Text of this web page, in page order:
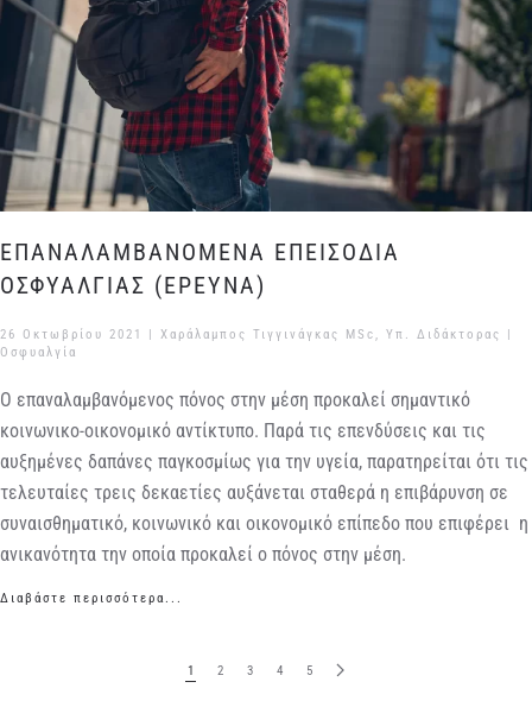
ΕΠΑΝΑΛΑΜΒΑΝΟΜΕΝΑ ΕΠΕΙΣΟΔΙΑ
ΟΣΦΥΑΛΓΙΑΣ (ΕΡΕΥΝΑ)
26 Οκτωβρίου 2021
| Χαράλαμπος Τιγγινάγκας MSc, Υπ. Διδάκτορας |
Οσφυαλγία
Ο επαναλαμβανόμενος πόνος στην μέση προκαλεί σημαντικό
κοινωνικο-οικονομικό αντίκτυπο. Παρά τις επενδύσεις και τις
αυξημένες δαπάνες παγκοσμίως για την υγεία, παρατηρείται ότι τις
τελευταίες τρεις δεκαετίες αυξάνεται σταθερά η επιβάρυνση σε
συναισθηματικό, κοινωνικό και οικονομικό επίπεδο που επιφέρει η
ανικανότητα την οποία προκαλεί ο πόνος στην μέση.
Διαβάστε περισσότερα...
1 2 3 4 5